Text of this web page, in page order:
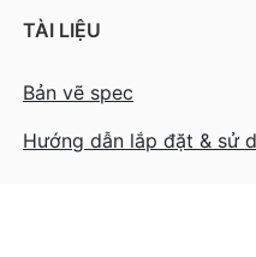
TÀI LIỆU
Bản vẽ spec
Hướng dẫn lắp đặt & sử